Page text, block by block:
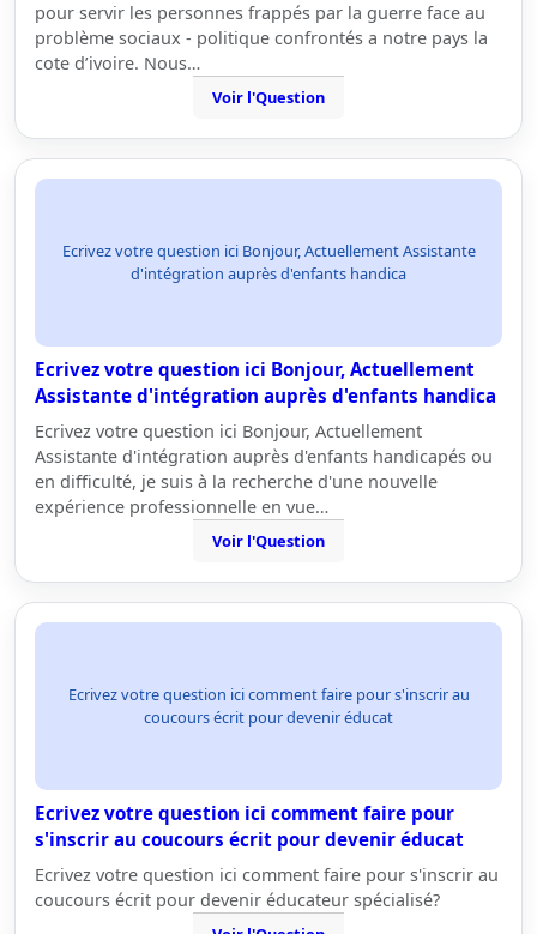
pour servir les personnes frappés par la guerre face au
problème sociaux - politique confrontés a notre pays la
cote d’ivoire. Nous…
Voir l'Question
Ecrivez votre question ici Bonjour, Actuellement Assistante
d'intégration auprès d'enfants handica
Ecrivez votre question ici Bonjour, Actuellement
Assistante d'intégration auprès d'enfants handica
Ecrivez votre question ici Bonjour, Actuellement
Assistante d'intégration auprès d'enfants handicapés ou
en difficulté, je suis à la recherche d'une nouvelle
expérience professionnelle en vue…
Voir l'Question
Ecrivez votre question ici comment faire pour s'inscrir au
coucours écrit pour devenir éducat
Ecrivez votre question ici comment faire pour
s'inscrir au coucours écrit pour devenir éducat
Ecrivez votre question ici comment faire pour s'inscrir au
coucours écrit pour devenir éducateur spécialisé?